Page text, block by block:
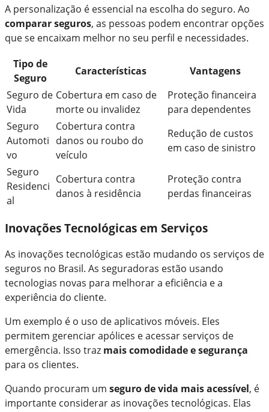
A personalização é essencial na escolha do seguro. Ao
comparar seguros, as pessoas podem encontrar opções
que se encaixam melhor no seu perfil e necessidades.
Tipo de
Seguro
Características
Vantagens
Seguro de
Vida
Cobertura em caso de
morte ou invalidez
Proteção financeira
para dependentes
Seguro
Automoti
vo
Cobertura contra
danos ou roubo do
veículo
Redução de custos
em caso de sinistro
Seguro
Residenci
al
Cobertura contra
danos à residência
Proteção contra
perdas financeiras
Inovações Tecnológicas em Serviços
As inovações tecnológicas estão mudando os serviços de
seguros no Brasil. As seguradoras estão usando
tecnologias novas para melhorar a eficiência e a
experiência do cliente.
Um exemplo é o uso de aplicativos móveis. Eles
permitem gerenciar apólices e acessar serviços de
emergência. Isso traz mais comodidade e segurança
para os clientes.
Quando procuram um seguro de vida mais acessível, é
importante considerar as inovações tecnológicas. Elas